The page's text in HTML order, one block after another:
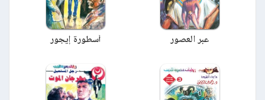
عبر العصور أسطورة إيجور